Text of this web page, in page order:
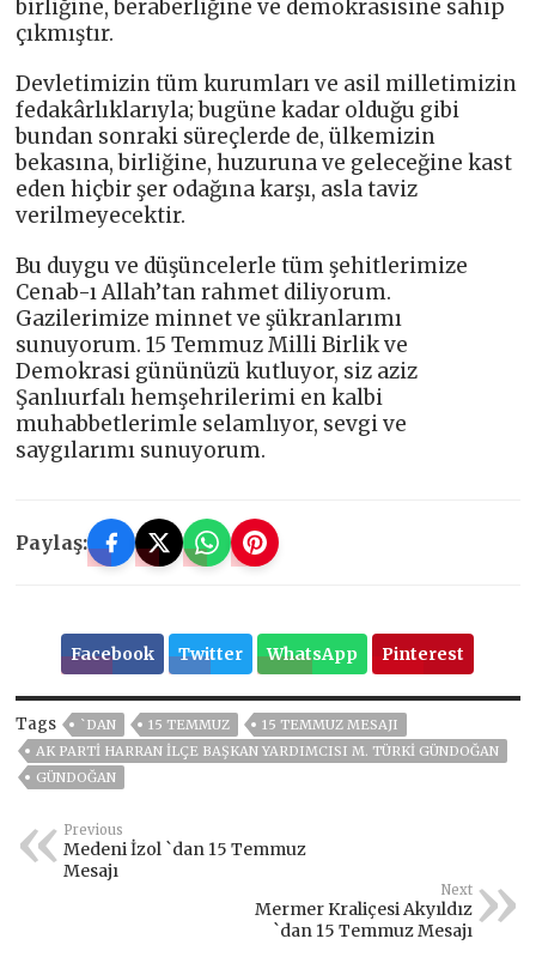
birliğine, beraberliğine ve demokrasisine sahip
çıkmıştır.
Devletimizin tüm kurumları ve asil milletimizin
fedakârlıklarıyla; bugüne kadar olduğu gibi
bundan sonraki süreçlerde de, ülkemizin
bekasına, birliğine, huzuruna ve geleceğine kast
eden hiçbir şer odağına karşı, asla taviz
verilmeyecektir.
Bu duygu ve düşüncelerle tüm şehitlerimize
Cenab-ı Allah’tan rahmet diliyorum.
Gazilerimize minnet ve şükranlarımı
sunuyorum. 15 Temmuz Milli Birlik ve
Demokrasi gününüzü kutluyor, siz aziz
Şanlıurfalı hemşehrilerimi en kalbi
muhabbetlerimle selamlıyor, sevgi ve
saygılarımı sunuyorum.
Paylaş:
Facebook Twitter WhatsApp Pinterest
Tags `DAN 15 TEMMUZ
15 TEMMUZ MESAJI
AK PARTI HARRAN İLÇE BAŞKAN YARDIMCISI M. TÜRKI GÜNDOĞAN
GÜNDOĞAN
Previous
Medeni İzol `dan 15 Temmuz
Mesajı
Next
Mermer Kraliçesi Akyıldız
`dan 15 Temmuz Mesajı